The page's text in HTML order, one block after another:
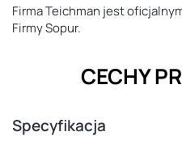
Firma Teichman jest
Firmy Sopur.
CECHY
Specyfikacja